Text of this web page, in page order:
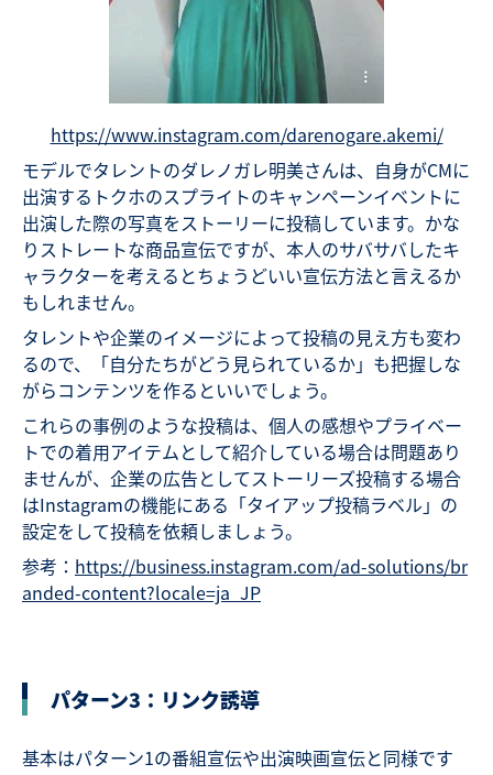
https://www.instagram.com/darenogare.akemi/
モデルでタレントのダレノガレ明美さんは、自身がCMに
出演するトクホのスプライトのキャンペーンイベントに
出演した際の写真をストーリーに投稿しています。かな
りストレートな商品宣伝ですが、本人のサバサバしたキ
ャラクターを考えるとちょうどいい宣伝方法と言えるか
もしれません。
タレントや企業のイメージによって投稿の見え方も変わ
るので、「自分たちがどう見られているか」も把握しな
がらコンテンツを作るといいでしょう。
これらの事例のような投稿は、個人の感想やプライベー
トでの着用アイテムとして紹介している場合は問題あり
ませんが、企業の広告としてストーリーズ投稿する場合
はInstagramの機能にある「タイアップ投稿ラベル」の
設定をして投稿を依頼しましょう。
参考： https://business.instagram.com/ad-solutions/br
anded-content?locale=ja_JP
パターン3：リンク誘導
基本はパターン1の番組宣伝や出演映画宣伝と同様です